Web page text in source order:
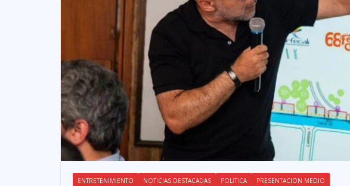
ENTRETENIMIENTO NOTICIAS DESTACADAS POLITICA PRESENTACION MEDIO